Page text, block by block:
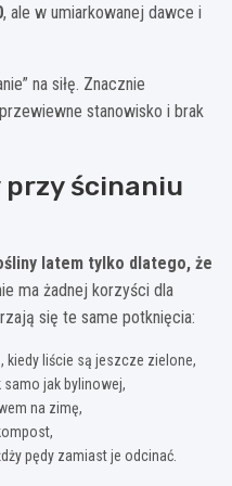
, ale w umiarkowanej dawce i
na siłę. Znacznie
stanowisko i brak
przy ścinaniu
latem tylko dlatego, że
ma żadnej korzyści dla
się te same potknięcia:
, kiedy liście są jeszcze zielone,
jak bylinowej,
na zimę,
pędy zamiast je odcinać.